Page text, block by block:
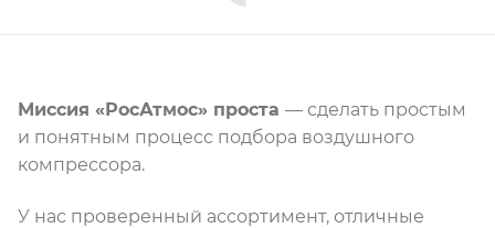
Миссия «РосАтмос» проста — сделать простым
и понятным процесс подбора воздушного
компрессора.
У нас проверенный ассортимент, отличные